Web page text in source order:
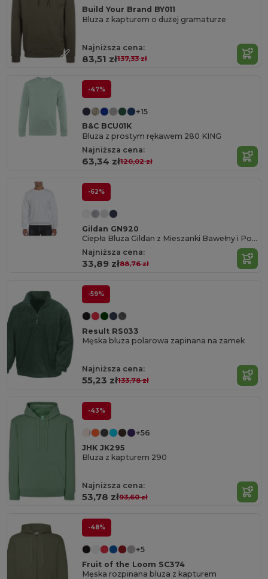
Build Your Brand BY011
Bluza z kapturem o dużej gramaturze
Najniższa cena:
83,51 zł137,33 zł
-47%
+15
B&C BCU01K
Bluza z prostym rękawem 280 KING
Najniższa cena:
63,34 zł120,02 zł
-62%
Gildan GN920
Ciepła Bluza Gildan z Mieszanki Bawełny i Poliestru
Najniższa cena:
33,89 zł88,76 zł
-59%
Result RS033
Męska bluza polarowa zapinana na zamek
Najniższa cena:
55,23 zł133,78 zł
-43%
+56
JHK JK295
Bluza z kapturem 290
Najniższa cena:
53,78 zł93,60 zł
-48%
+5
Fruit of the Loom SC374
Męska rozpinana bluza z kapturem